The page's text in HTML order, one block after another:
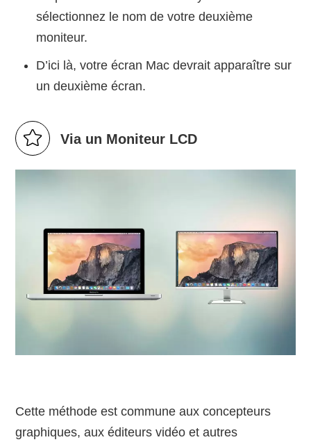
sélectionnez le nom de votre deuxième
moniteur.
D’ici là, votre écran Mac devrait apparaître sur
un deuxième écran.
Via un Moniteur LCD
Cette méthode est commune aux concepteurs
graphiques, aux éditeurs vidéo et autres